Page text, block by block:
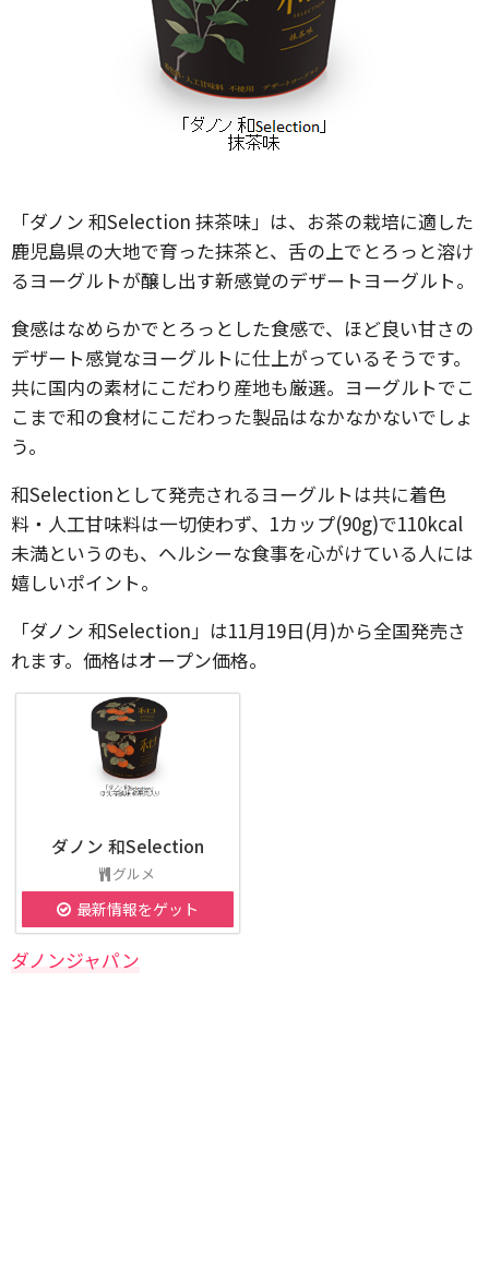
「ダノン 和Selection 抹茶味」は、お茶の栽培に適した
鹿児島県の大地で育った抹茶と、舌の上でとろっと溶け
るヨーグルトが醸し出す新感覚のデザートヨーグルト。
食感はなめらかでとろっとした食感で、ほど良い甘さの
デザート感覚なヨーグルトに仕上がっているそうです。
共に国内の素材にこだわり産地も厳選。ヨーグルトでこ
こまで和の食材にこだわった製品はなかなかないでしょ
う。
和Selectionとして発売されるヨーグルトは共に着色
料・人工甘味料は一切使わず、1カップ(90g)で110kcal
未満というのも、ヘルシーな食事を心がけている人には
嬉しいポイント。
「ダノン 和Selection」は11月19日(月)から全国発売さ
れます。価格はオープン価格。
ダノン 和Selection
グルメ
最新情報をゲット
ダノンジャパン